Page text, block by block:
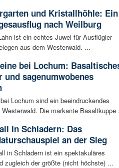
und Kristallhöhle: Ein
nach Weilburg
ist ein echtes Juwel für Ausflügler -
aus dem Westerwald. ...
bei Lochum:
und sagenumwobenes
Lochum sind ein beeindruckendes
Die markante Basaltkuppe
in Schladern: Das
an der Sieg
in Schladern ist ein spektakuläres
zugleich der größte (nicht höchste) ...